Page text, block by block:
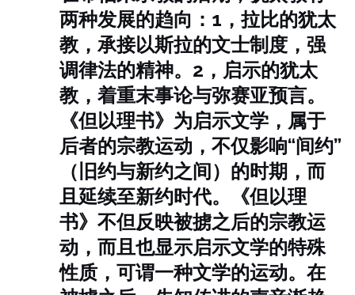
两种发展的趋向：1，拉比的犹太
教，承接以斯拉的文士制度，强
调律法的精神。2，启示的犹太
教，着重末事论与弥赛亚预言。
《但以理书》为启示文学，属于
后者的宗教运动，不仅影响“间约”
（旧约与新约之间）的时期，而
且延续至新约时代。
《但以理
书》不但反映被掳之后的宗教运
动，而且也显示启示文学的特殊
性质，可谓一种文学的运动。在